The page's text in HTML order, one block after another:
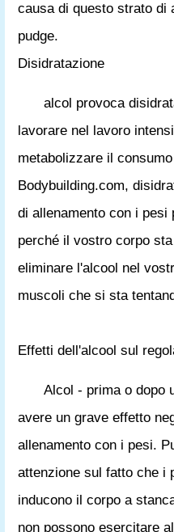
causa di questo strato di
pudge.
Disidratazione
alcol provoca
lavorare nel lavoro
metabolizzare il
Bodybuilding.com,
di allenamento con i
perché il vostro corpo
eliminare l'alcool nel
muscoli che si sta
Effetti dell'alcool sul
Alcol - prima o dopo
avere un grave effetto
allenamento con i pesi.
attenzione sul fatto che i
inducono il corpo a
non possono esercitare